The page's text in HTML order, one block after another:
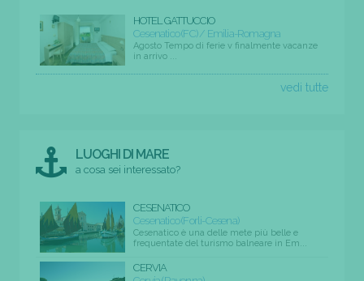
HOTEL GATTUCCIO
Cesenatico (FC) / Emilia-Romagna
Agosto Tempo di ferie v finalmente vacanze
in arrivo ...
vedi tutte
LUOGHI DI MARE
a cosa sei interessato?
CESENATICO
Cesenatico (Forli-Cesena)
Cesenatico è una delle mete più belle e
frequentate del turismo balneare in Em...
CERVIA